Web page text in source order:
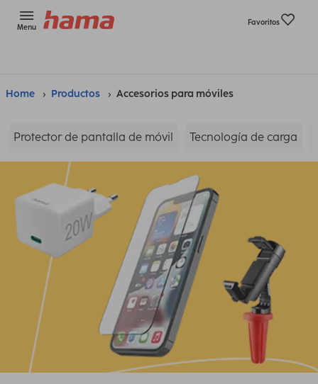
Menu
Favoritos
Home Productos Accesorios para móviles
Protector de pantalla de móvil Tecnología de carga